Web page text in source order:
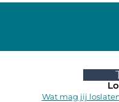
Wat mag jij